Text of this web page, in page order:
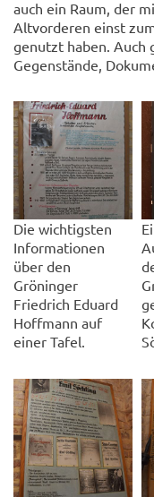
auch ein Raum, der
Altvorderen einst
genutzt haben. Auch
Gegenstände,
Die wichtigsten
Informationen
über den
Gröninger
Friedrich Eduard
Hoffmann auf
einer Tafel.